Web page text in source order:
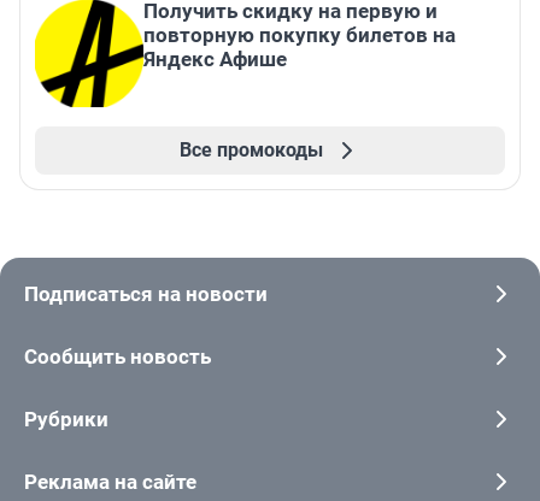
Получить скидку на первую и
повторную покупку билетов на
Яндекс Афише
Все промокоды
Подписаться на новости
Сообщить новость
Рубрики
Реклама на сайте